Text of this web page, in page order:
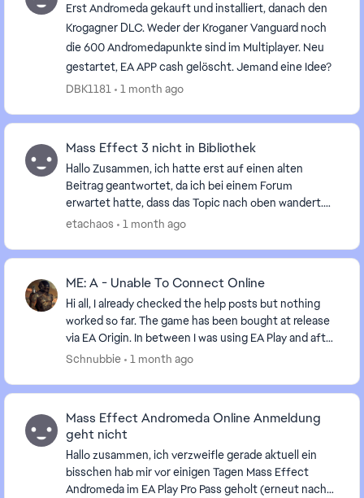
Erst Andromeda gekauft und installiert, danach den
Krogagner DLC. Weder der Kroganer Vanguard noch
die 600 Andromedapunkte sind im Multiplayer. Neu
gestartet, EA APP cash gelöscht. Jemand eine Idee?
DBK1181
1 month ago
Mass Effect 3 nicht in Bibliothek
Hallo Zusammen, ich hatte erst auf einen alten
Beitrag geantwortet, da ich bei einem Forum
erwartet hatte, dass das Topic nach oben wandert.
Da es zumindest für mich nicht direkt wieder
etachaos 1 month ago
ME: A - Unable To Connect Online
Hi all, I already checked the help posts but nothing
worked so far. The game has been bought at release
via EA Origin. In between I was using EA Play and after
cancelling of EA Play the online mo...
Schnubbie 1 month ago
Mass Effect Andromeda Online Anmeldung
geht nicht
Hallo zusammen, ich verzweifle gerade aktuell ein
bisschen hab mir vor einigen Tagen Mass Effect
Andromeda im EA Play Pro Pass geholt (erneut nach